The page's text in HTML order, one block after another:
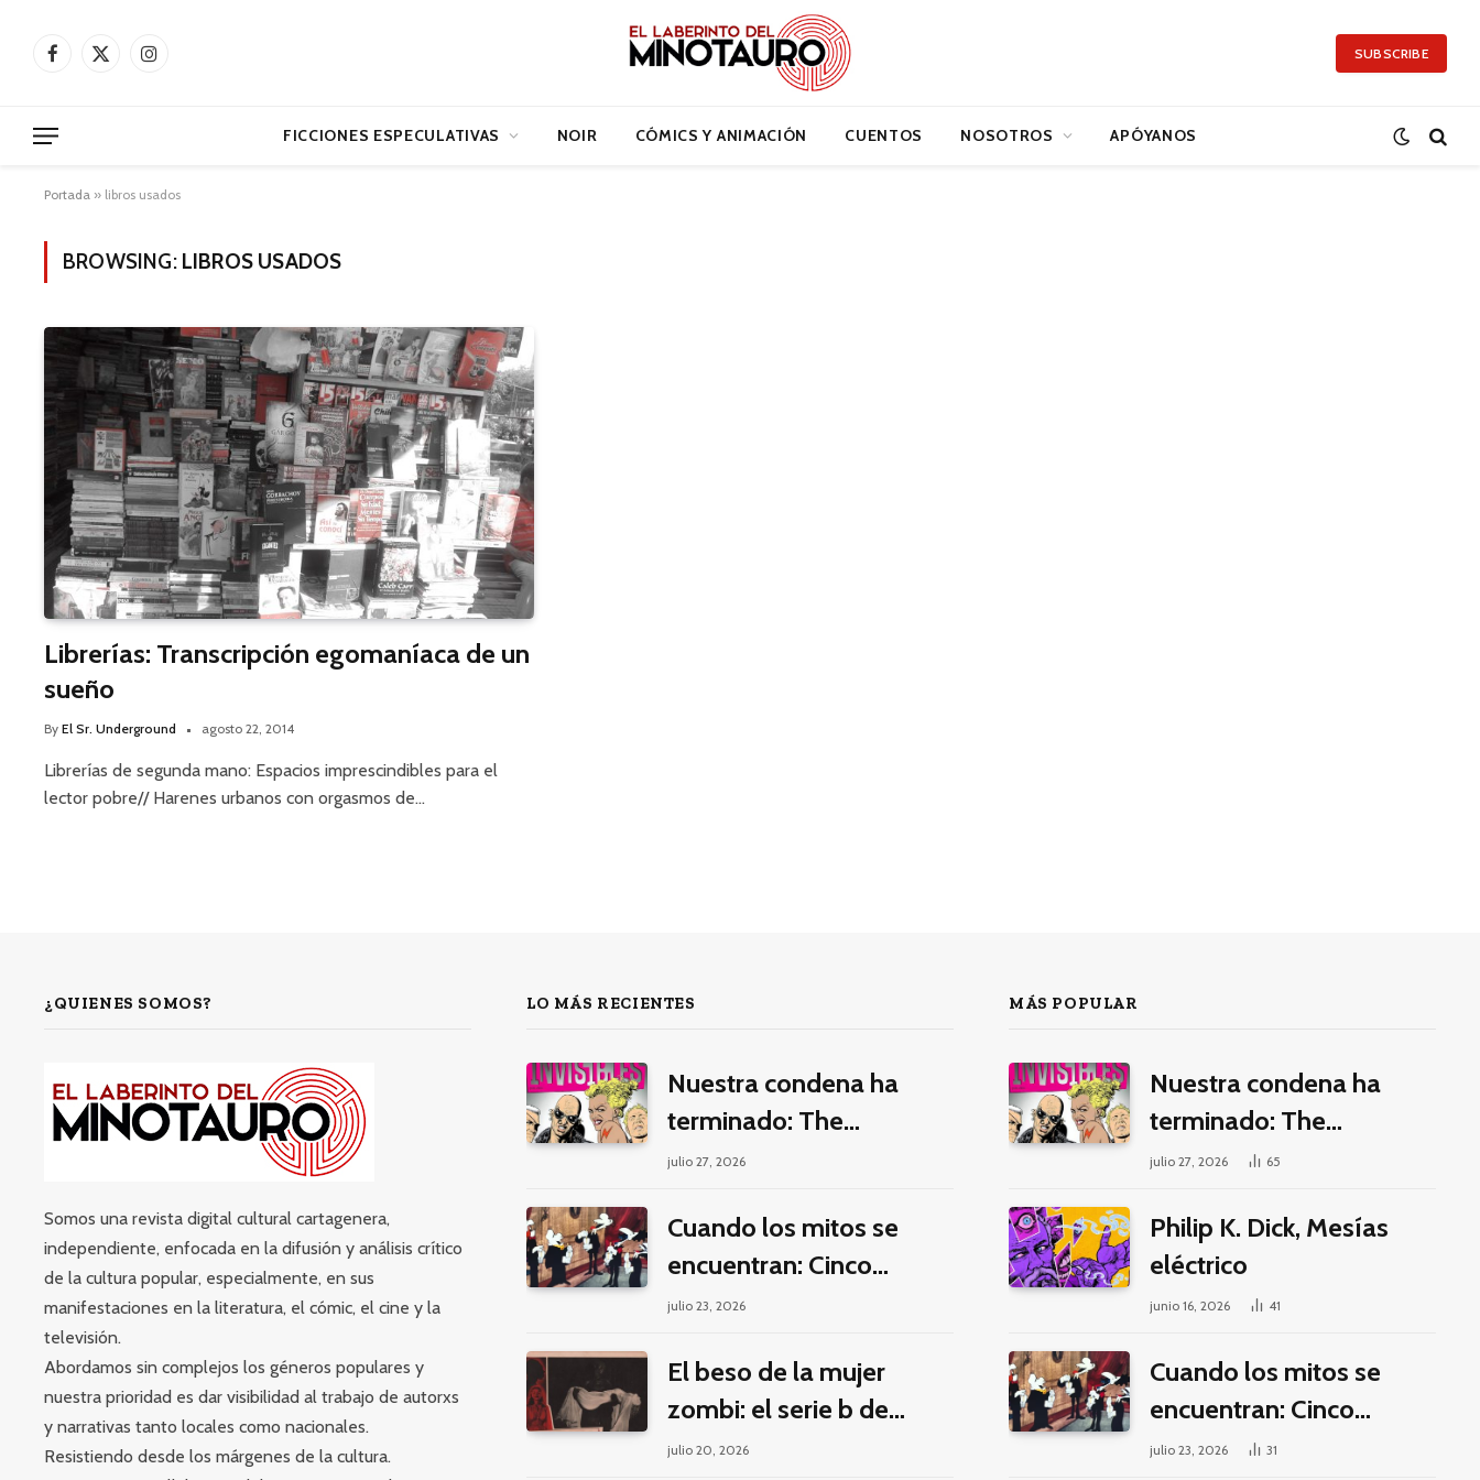
Facebook
X
Instagram SUBSCRIBE
FICCIONES ESPECULATIVAS NOIR CÓMICS Y ANIMACIÓN CUENTOS NOSOTROS APÓYANOS
Portada » libros usados
BROWSING: LIBROS USADOS
Librerías: Transcripción egomaníaca de un
sueño
By El Sr. Underground agosto 22, 2014
Librerías de segunda mano: Espacios imprescindibles para el
lector pobre// Harenes urbanos con orgasmos de…
¿QUIENES SOMOS?
Somos una revista digital cultural cartagenera,
independiente, enfocada en la difusión y análisis crítico
de la cultura popular, especialmente, en sus
manifestaciones en la literatura, el cómic, el cine y la
televisión.
Abordamos sin complejos los géneros populares y
nuestra prioridad es dar visibilidad al trabajo de autorxs
y narrativas tanto locales como nacionales.
Resistiendo desde los márgenes de la cultura.
LO MÁS RECIENTES
Nuestra condena ha
terminado: The
Invisibles y la guerra por
julio 27, 2026
Cuando los mitos se
encuentran: Cinco
pilares éticos para una
julio 23, 2026
El beso de la mujer
zombi: el serie b de
Manuel Puig y Jacques
julio 20, 2026
MÁS POPULAR
Nuestra condena ha
terminado: The
Invisibles y la guerra por
julio 27, 2026 65
Philip K. Dick, Mesías
eléctrico
junio 16, 2026 41
Cuando los mitos se
encuentran: Cinco
pilares éticos para una
julio 23, 2026 31